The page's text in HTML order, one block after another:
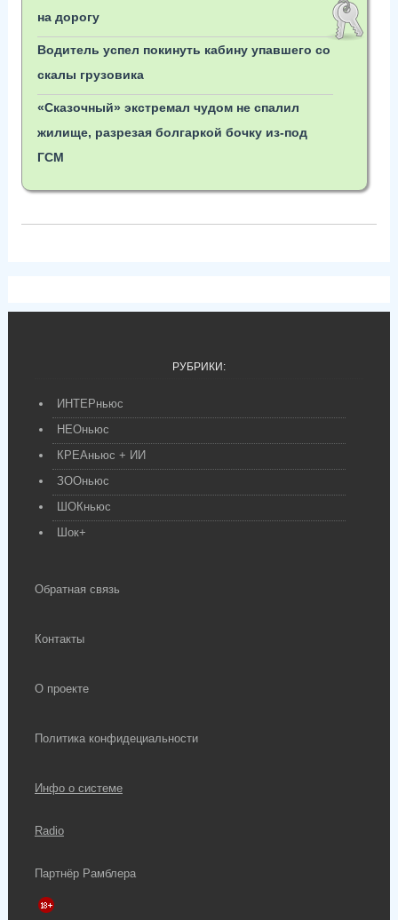
на дорогу
Водитель успел покинуть кабину упавшего со
скалы грузовика
«Сказочный» экстремал чудом не спалил
жилище, разрезая болгаркой бочку из-под
ГСМ
РУБРИКИ:
ИНТЕРньюс
НЕОньюс
КРЕАньюс + ИИ
ЗООньюс
ШОКньюс
Шок+
Обратная связь
Контакты
О проекте
Политика конфидециальности
Инфо о системе
Radio
Партнёр Рамблера